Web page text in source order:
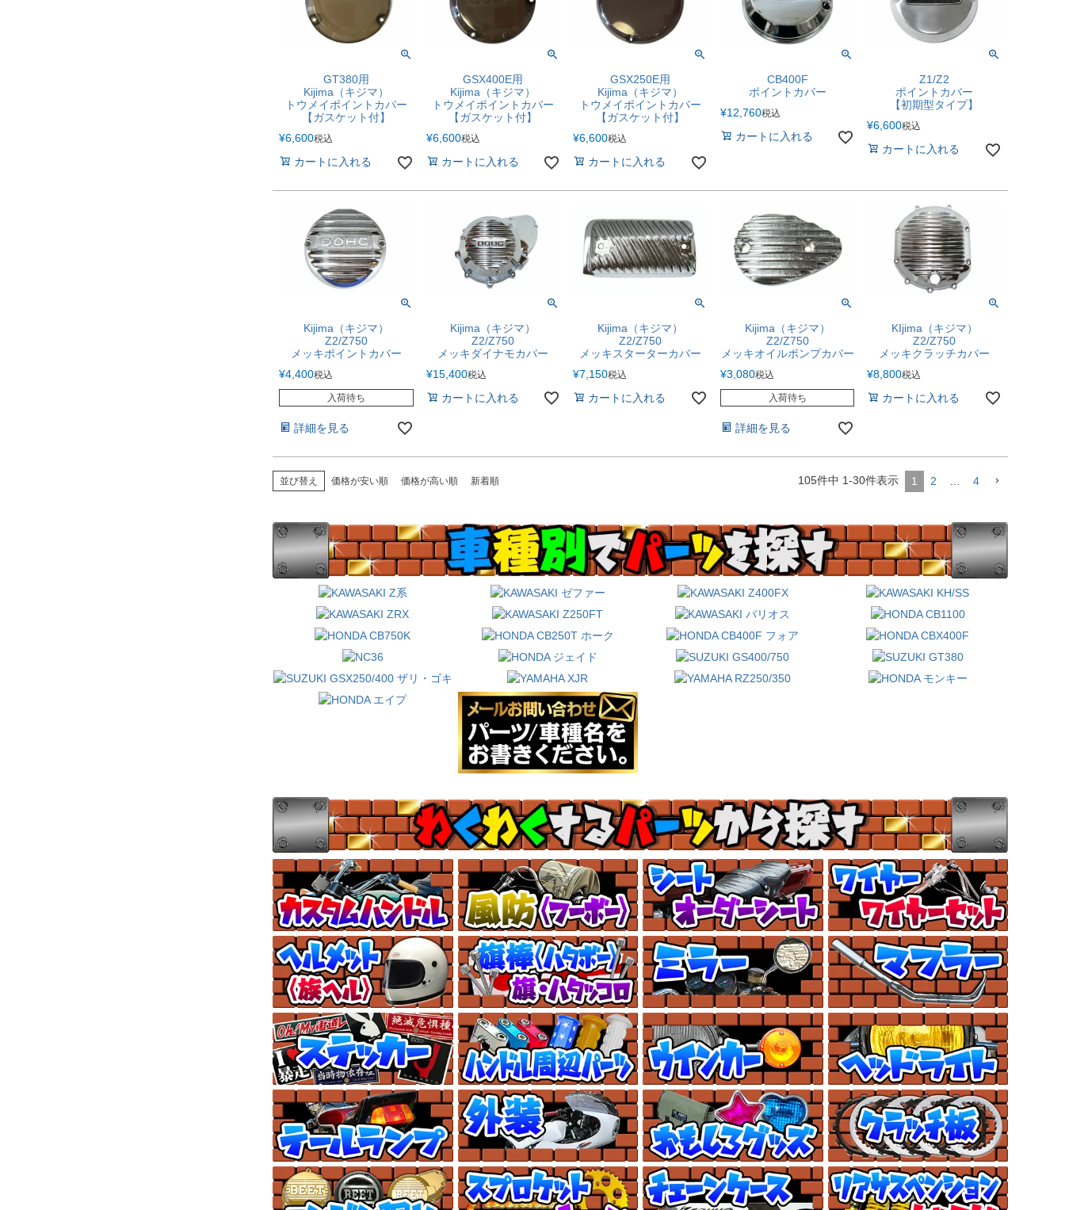
GT380用
Kijima（キジマ）
トウメイポイントカバー
【ガスケット付】
¥6,600税込
カートに入れる
GSX400E用
Kijima（キジマ）
トウメイポイントカバー
【ガスケット付】
¥6,600税込
カートに入れる
GSX250E用
Kijima（キジマ）
トウメイポイントカバー
【ガスケット付】
¥6,600税込
カートに入れる
CB400F
ポイントカバー
¥12,760税込
カートに入れる
Z1/Z2
ポイントカバー
【初期型タイプ】
¥6,600税込
カートに入れる
Kijima（キジマ）
Z2/Z750
メッキポイントカバー
¥4,400税込
入荷待ち
詳細を見る
Kijima（キジマ）
Z2/Z750
メッキダイナモカバー
¥15,400税込
カートに入れる
Kijima（キジマ）
Z2/Z750
メッキスターターカバー
¥7,150税込
カートに入れる
Kijima（キジマ）
Z2/Z750
メッキオイルポンプカバー
¥3,080税込
入荷待ち
詳細を見る
KIjima（キジマ）
Z2/Z750
メッキクラッチカバー
¥8,800税込
カートに入れる
並び替え 価格が安い順 価格が高い順 新着順 105件中 1-30件表示 1 2 4